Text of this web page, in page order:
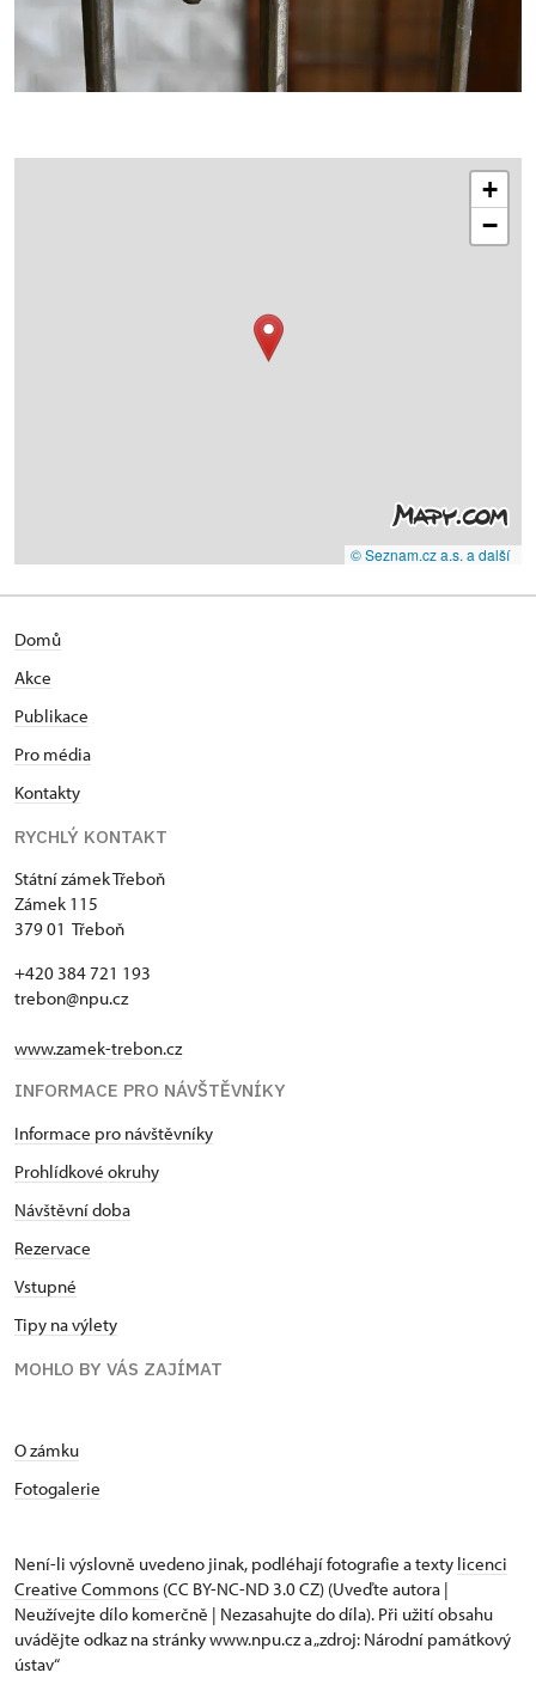
+
−
© Seznam.cz a.s. a další
Domů
Akce
Publikace
Pro média
Kontakty
RYCHLÝ KONTAKT
Státní zámek Třeboň
Zámek 115
379 01 Třeboň
+420 384 721 193
trebon@npu.cz
www.zamek-trebon.cz
INFORMACE PRO NÁVŠTĚVNÍKY
Informace pro návštěvníky
Prohlídkové okruhy
Návštěvní doba
Rezervace
Vstupné
Tipy na výlety
MOHLO BY VÁS ZAJÍMAT
O zámku
Fotogalerie
Není-li výslovně uvedeno jinak, podléhají fotografie a texty licenci
Creative Commons (CC BY-NC-ND 3.0 CZ) (Uveďte autora |
Neužívejte dílo komerčně | Nezasahujte do díla). Při užití obsahu
uvádějte odkaz na stránky www.npu.cz a „zdroj: Národní památkový
ústav“